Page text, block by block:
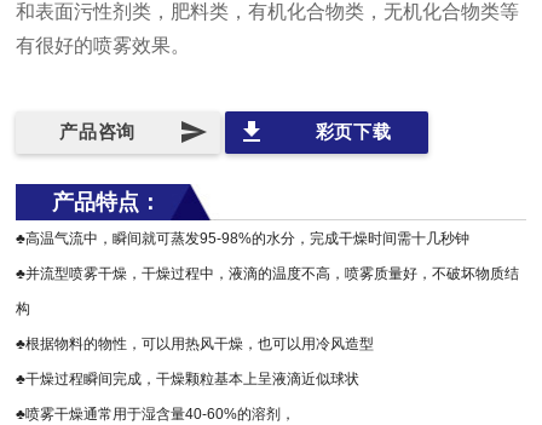
和表面污性剂类，肥料类，有机化合物类，无机化合物类等
有很好的喷雾效果。
send
产品咨询 file_download 彩页下载
产品特点：
♣高温气流中，瞬间就可蒸发95-98%的水分，完成干燥时间需十几秒钟
♣并流型喷雾干燥，干燥过程中，液滴的温度不高，喷雾质量好，不破坏物质结
构
♣根据物料的物性，可以用热风干燥，也可以用冷风造型
♣干燥过程瞬间完成，干燥颗粒基本上呈液滴近似球状
♣喷雾干燥通常用于湿含量40-60%的溶剂，